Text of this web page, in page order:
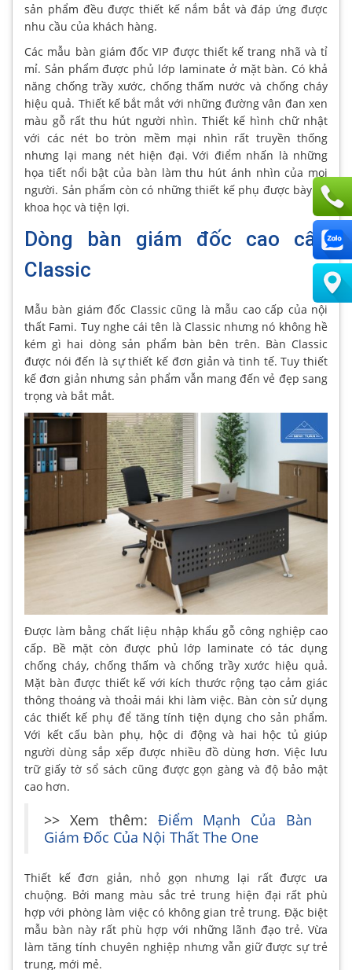
sản phẩm đều được thiết kế nắm bắt và đáp ứng được
nhu cầu của khách hàng.
Các mẫu bàn giám đốc VIP được thiết kế trang nhã và tỉ
mỉ. Sản phẩm được phủ lớp laminate ở mặt bàn. Có khả
năng chống trầy xước, chống thấm nước và chống cháy
hiệu quả. Thiết kế bắt mắt với những đường vân đan xen
màu gỗ rất thu hút người nhìn. Thiết kế hình chữ nhật
với các nét bo tròn mềm mại nhìn rất truyền thống
nhưng lại mang nét hiện đại. Với điểm nhấn là những
họa tiết nổi bật của bàn làm thu hút ánh nhìn của mọi
người. Sản phẩm còn có những thiết kế phụ được bày trí
khoa học và tiện lợi.
Dòng bàn giám đốc cao cấp
Classic
Mẫu bàn giám đốc Classic cũng là mẫu cao cấp của nội
thất Fami. Tuy nghe cái tên là Classic nhưng nó không hề
kém gì hai dòng sản phẩm bàn bên trên. Bàn Classic
được nói đến là sự thiết kế đơn giản và tinh tế. Tuy thiết
kế đơn giản nhưng sản phẩm vẫn mang đến vẻ đẹp sang
trọng và bắt mắt.
Được làm bằng chất liệu nhập khẩu gỗ công nghiệp cao
cấp. Bề mặt còn được phủ lớp laminate có tác dụng
chống cháy, chống thấm và chống trầy xước hiệu quả.
Mặt bàn được thiết kế với kích thước rộng tạo cảm giác
thông thoáng và thoải mái khi làm việc. Bàn còn sử dụng
các thiết kế phụ để tăng tính tiện dụng cho sản phẩm.
Với kết cấu bàn phụ, hộc di động và hai hộc tủ giúp
người dùng sắp xếp được nhiều đồ dùng hơn. Việc lưu
trữ giấy tờ sổ sách cũng được gọn gàng và độ bảo mật
cao hơn.
>> Xem thêm: Điểm Mạnh Của Bàn
Giám Đốc Của Nội Thất The One
Thiết kế đơn giản, nhỏ gọn nhưng lại rất được ưa
chuộng. Bởi mang màu sắc trẻ trung hiện đại rất phù
hợp với phòng làm việc có không gian trẻ trung. Đặc biệt
mẫu bàn này rất phù hợp với những lãnh đạo trẻ. Vừa
làm tăng tính chuyên nghiệp nhưng vẫn giữ được sự trẻ
trung, mới mẻ.